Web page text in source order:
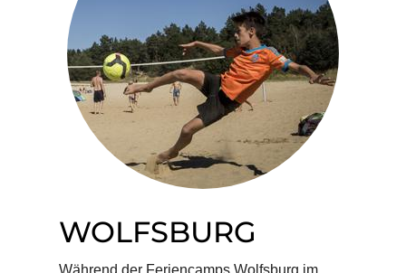
WOLFSBURG
Während der Feriencamps Wolfsburg im